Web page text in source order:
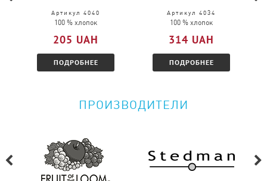
Пожалуйста, перейдите по ссылке и
ознакомитесь с условиями.
Артикул 4040
100 % хлопок
205 UAH
ПОДРОБНЕЕ
Артикул 4034
100 % хлопок
314 UAH
ПОДРОБНЕЕ
ПРОИЗВОДИТЕЛИ